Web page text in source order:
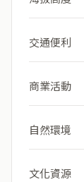
交通便利
商業活動
自然環境
文化資源